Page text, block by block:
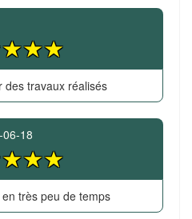
des travaux réalisés
18
très peu de temps